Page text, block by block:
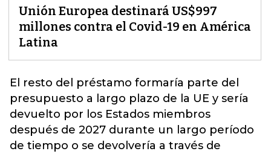
Unión Europea destinará US$997
millones contra el Covid-19 en América
Latina
El resto del préstamo formaría parte del
presupuesto a largo plazo de la UE y sería
devuelto por los Estados miembros
después de 2027 durante un largo período
de tiempo o se devolvería a través de